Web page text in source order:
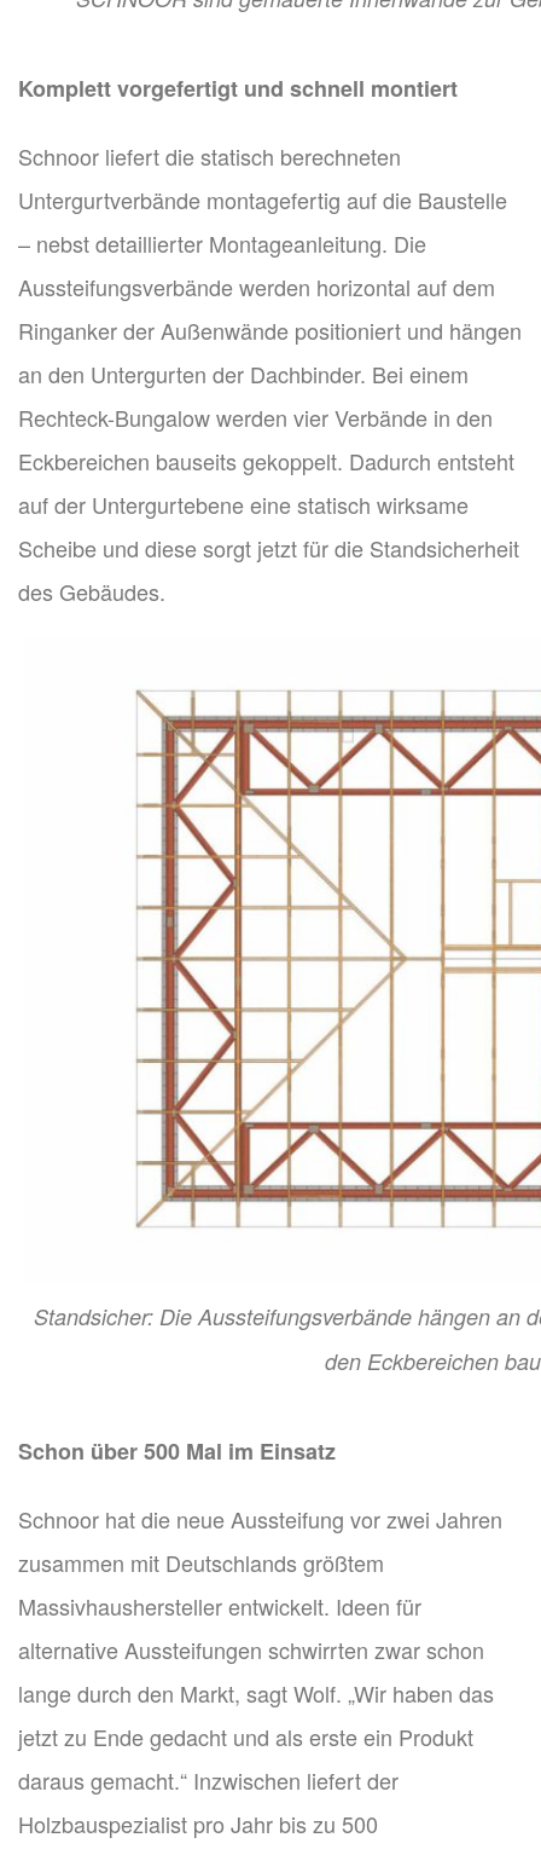
Komplett vorgefertigt und schnell montiert
Schnoor liefert die statisch berechneten
Untergurtverbände montagefertig auf die Baustelle
– nebst detaillierter Montageanleitung. Die
Aussteifungsverbände werden horizontal auf dem
Ringanker der Außenwände positioniert und hängen
an den Untergurten der Dachbinder. Bei einem
Rechteck-Bungalow werden vier Verbände in den
Eckbereichen bauseits gekoppelt. Dadurch entsteht
auf der Untergurtebene eine statisch wirksame
Scheibe und diese sorgt jetzt für die Standsicherheit
des Gebäudes.
Standsicher: Die Aussteifungsverbände hängen an
den Eckbereichen
Schon über 500 Mal im Einsatz
Schnoor hat die neue Aussteifung vor zwei Jahren
zusammen mit Deutschlands größtem
Massivhaushersteller entwickelt. Ideen für
alternative Aussteifungen schwirrten zwar schon
lange durch den Markt, sagt Wolf. „Wir haben das
jetzt zu Ende gedacht und als erste ein Produkt
daraus gemacht.“ Inzwischen liefert der
Holzbauspezialist pro Jahr bis zu 500